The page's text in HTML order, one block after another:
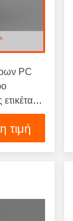
PC
τιμή